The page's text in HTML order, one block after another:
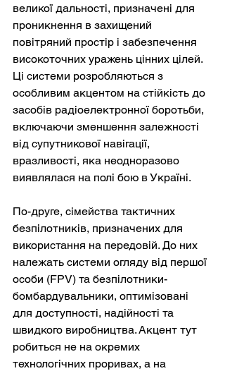
великої дальності, призначені для
проникнення в захищений
повітряний простір і забезпечення
високоточних уражень цінних цілей.
Ці системи розробляються з
особливим акцентом на стійкість до
засобів радіоелектронної боротьби,
включаючи зменшення залежності
від супутникової навігації,
вразливості, яка неодноразово
виявлялася на полі бою в Україні.
По-друге, сімейства тактичних
безпілотників, призначених для
використання на передовій. До них
належать системи огляду від першої
особи (FPV) та безпілотники-
бомбардувальники, оптимізовані
для доступності, надійності та
швидкого виробництва. Акцент тут
робиться не на окремих
технологічних проривах, а на